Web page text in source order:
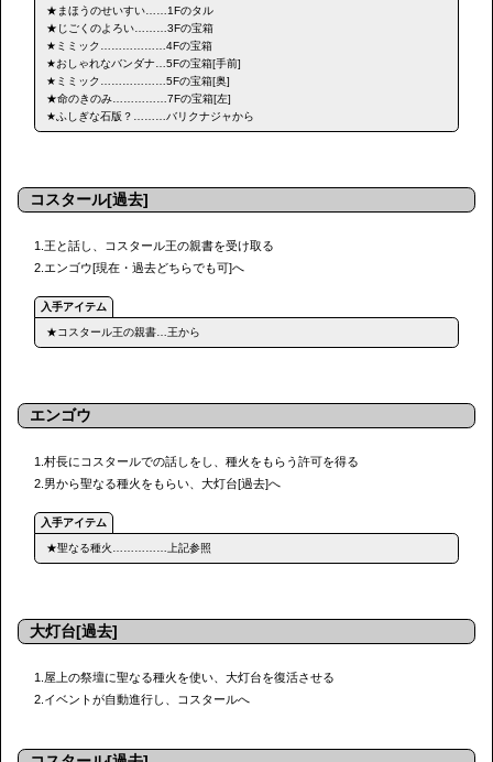
★まほうのせいすい……1Fのタル
★じごくのよろい………3Fの宝箱
★ミミック………………4Fの宝箱
★おしゃれなバンダナ…5Fの宝箱[手前]
★ミミック………………5Fの宝箱[奥]
★命のきのみ……………7Fの宝箱[左]
★ふしぎな石版？………バリクナジャから
コスタール[過去]
1.王と話し、コスタール王の親書を受け取る
2.エンゴウ[現在・過去どちらでも可]へ
★コスタール王の親書…王から
エンゴウ
1.村長にコスタールでの話しをし、種火をもらう許可を得る
2.男から聖なる種火をもらい、大灯台[過去]へ
★聖なる種火……………上記参照
大灯台[過去]
1.屋上の祭壇に聖なる種火を使い、大灯台を復活させる
2.イベントが自動進行し、コスタールへ